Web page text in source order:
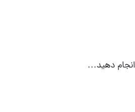
انجام دهید…